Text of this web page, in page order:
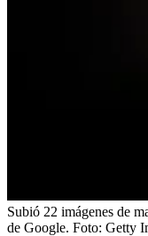
Subió 22 imágenes de
de Google. Foto: Getty